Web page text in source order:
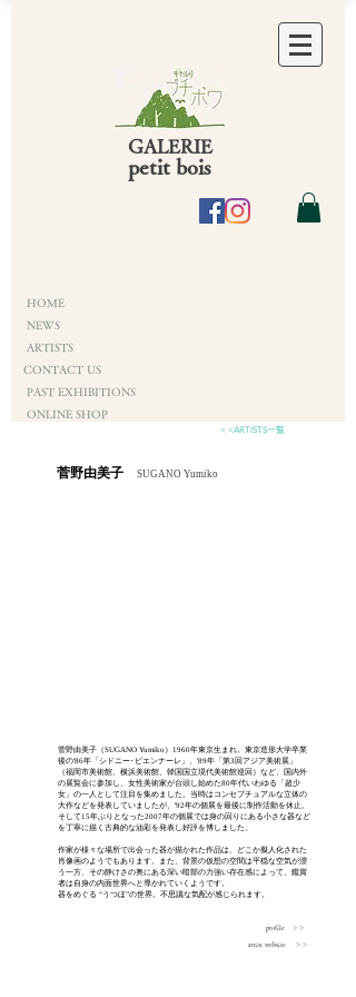
GALERIE
petit bois
HOME
NEWS
ARTISTS
CONTACT US
PAST EXHIBITIONS
ONLINE SHOP
< <ARTISTS一覧
菅野由美子 SUGANO Yumiko
菅野由美子（SUGANO Yumiko）1960年東京生まれ。東京造形大学卒業
後の'86年「シドニー･ビエンナーレ」、'89年「第3回アジア美術展」
（福岡市美術館、横浜美術館、韓国国立現代美術館巡回）など、国内外
の展覧会に参加し、女性美術家が台頭し始めた80年代いわゆる「超少
女」の一人として注目を集めました。当時はコンセプチュアルな立体の
大作などを発表していましたが、'92年の個展を最後に制作活動を休止。
そして15年ぶりとなった2007年の個展では身の回りにある小さな器など
を丁寧に描く古典的な油彩を発表し好評を博しました。
作家が様々な場所で出会った器が描かれた作品は、どこか擬人化された
肖像画のようでもあります。また、背景の仮想の空間は平穏な空気が漂
う一方、その静けさの奥にある深い暗部の力強い存在感によって、鑑賞
者は自身の内面世界へと導かれていくようです。
器をめぐる “うつほ”の世界。不思議な気配が感じられます。
profile ＞＞
artist website ＞＞